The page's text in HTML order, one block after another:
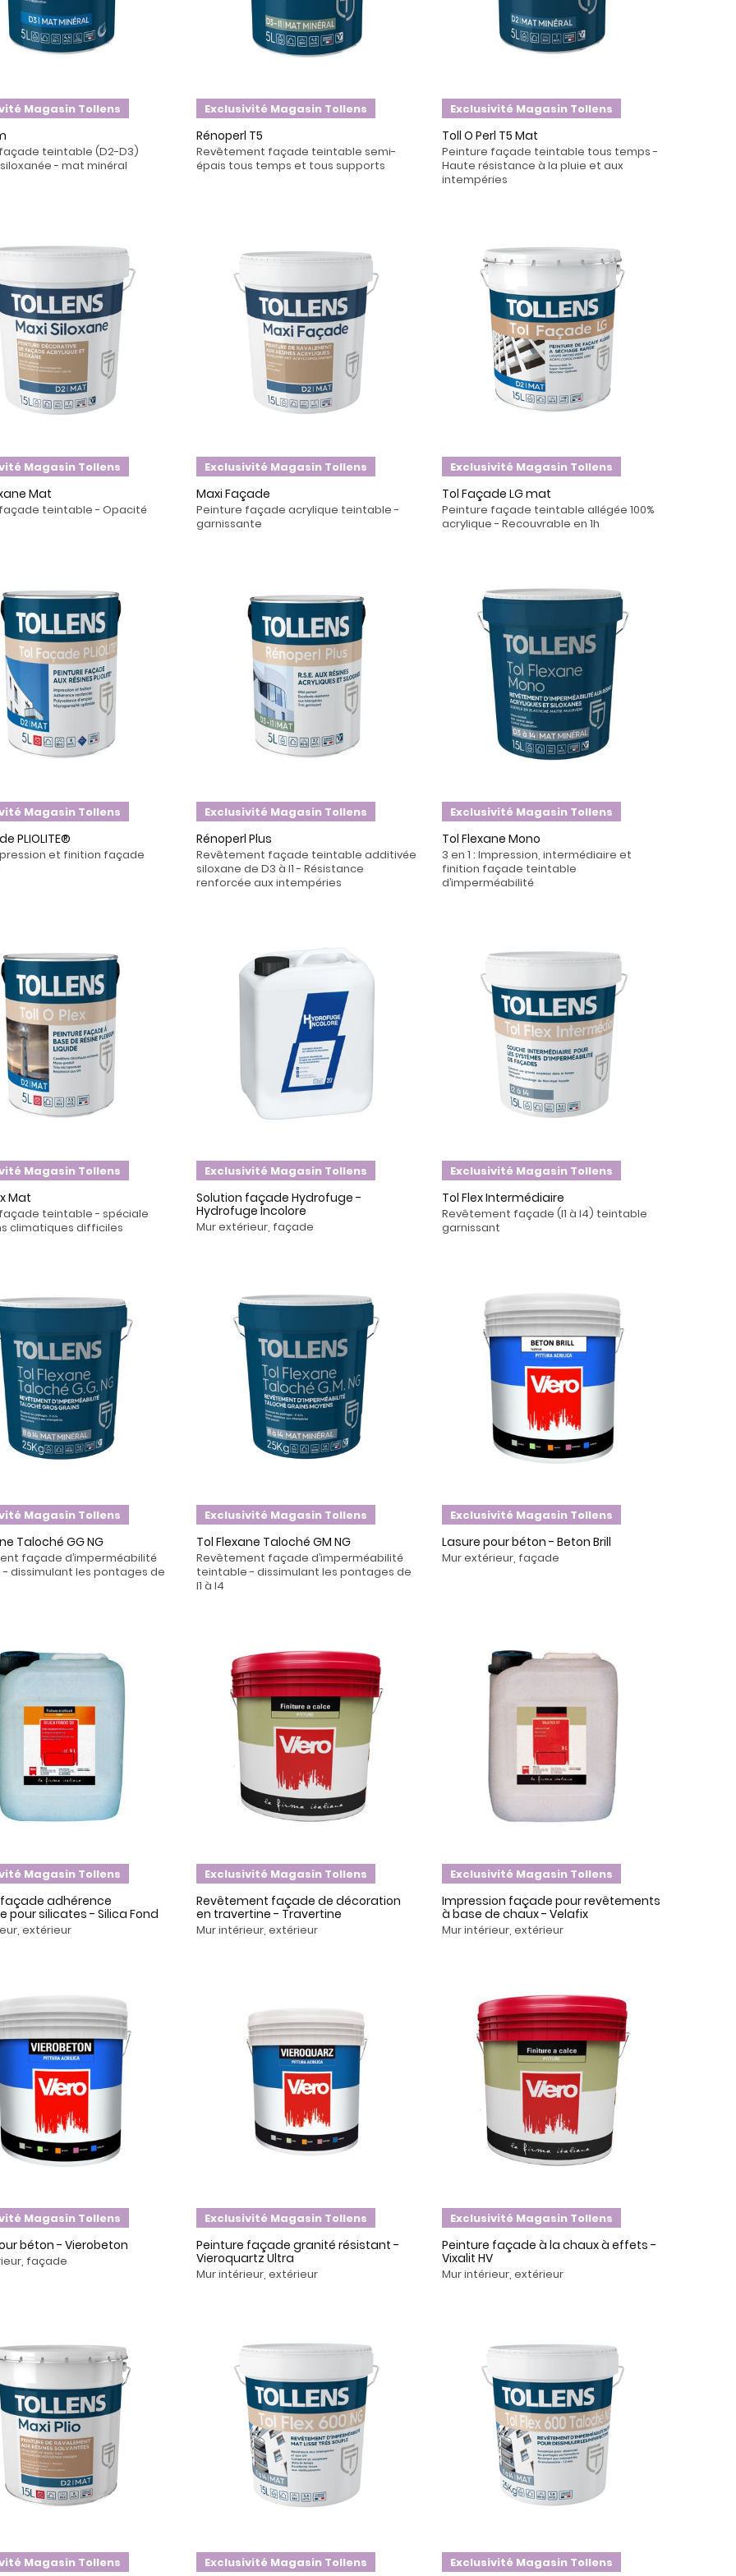
Magasin Tollens
teintable (D2-D3)
- mat minéral
Exclusivité Magasin Tollens
Rénoperl T5
Revêtement façade teintable semi-
épais tous temps et tous supports
Exclusivité Magasin Tollens
Toll O Perl T5 Mat
Peinture façade teintable tous temps -
Haute résistance à la pluie et aux
intempéries
Magasin Tollens
Mat
teintable - Opacité
Exclusivité Magasin Tollens
Maxi Façade
Peinture façade acrylique teintable -
garnissante
Exclusivité Magasin Tollens
Tol Façade LG mat
Peinture façade teintable allégée 100%
acrylique - Recouvrable en 1h
Magasin Tollens
PLIOLITE®
et finition façade
Exclusivité Magasin Tollens
Rénoperl Plus
Revêtement façade teintable additivée
siloxane de D3 à I1 - Résistance
renforcée aux intempéries
Exclusivité Magasin Tollens
Tol Flexane Mono
3 en 1 : Impression, intermédiaire et
finition façade teintable
d’imperméabilité
Magasin Tollens
Mat
teintable - spéciale
climatiques difficiles
Exclusivité Magasin Tollens
Solution façade Hydrofuge -
Hydrofuge Incolore
Mur extérieur, façade
Exclusivité Magasin Tollens
Tol Flex Intermédiaire
Revêtement façade (I1 à I4) teintable
garnissant
Magasin Tollens
Taloché GG NG
façade d’imperméabilité
dissimulant les pontages de
Exclusivité Magasin Tollens
Tol Flexane Taloché GM NG
Revêtement façade d’imperméabilité
teintable - dissimulant les pontages de
I1 à I4
Exclusivité Magasin Tollens
Lasure pour béton - Beton Brill
Mur extérieur, façade
Magasin Tollens
adhérence
pour silicates - Silica Fond
extérieur
Exclusivité Magasin Tollens
Revêtement façade de décoration
en travertine - Travertine
Mur intérieur, extérieur
Exclusivité Magasin Tollens
Impression façade pour revêtements
à base de chaux - Velafix
Mur intérieur, extérieur
Magasin Tollens
béton - Vierobeton
façade
Exclusivité Magasin Tollens
Peinture façade granité résistant -
Vieroquartz Ultra
Mur intérieur, extérieur
Exclusivité Magasin Tollens
Peinture façade à la chaux à effets -
Vixalit HV
Mur intérieur, extérieur
Magasin Tollens Exclusivité Magasin Tollens Exclusivité Magasin Tollens